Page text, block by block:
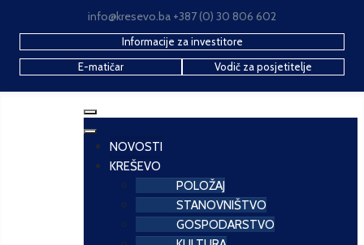
info@kresevo.ba +387 (0) 30 806 602
Informacije za investitore
E-matičar
Vodič za posjetitelje
NOVOSTI
KREŠEVO
POLOŽAJ
STANOVNIŠTVO
GOSPODARSTVO